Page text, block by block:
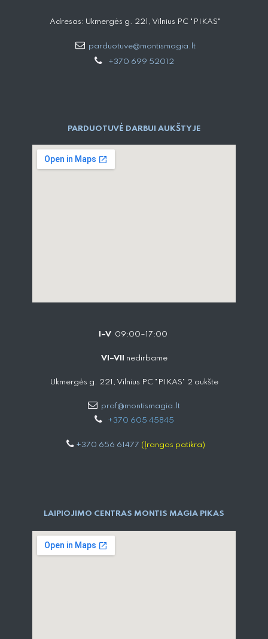
Adresas: Ukmergės g. 221, Vilnius PC "PIKAS"
parduotuve@montismagia.lt
+370 699 52012
PARDUOTUVĖ DARBUI AUKŠTYJE
I–V 09:00–17:00
VI–VII nedirbame
Ukmergės g. 221, Vilnius PC "PIKAS" 2 aukšte
prof@montismagia.lt
+370 605 4584​5
+370 656 61477 (Įrangos patikra)
LAIPIOJIMO CENTRAS MONTIS MAGIA PIKAS